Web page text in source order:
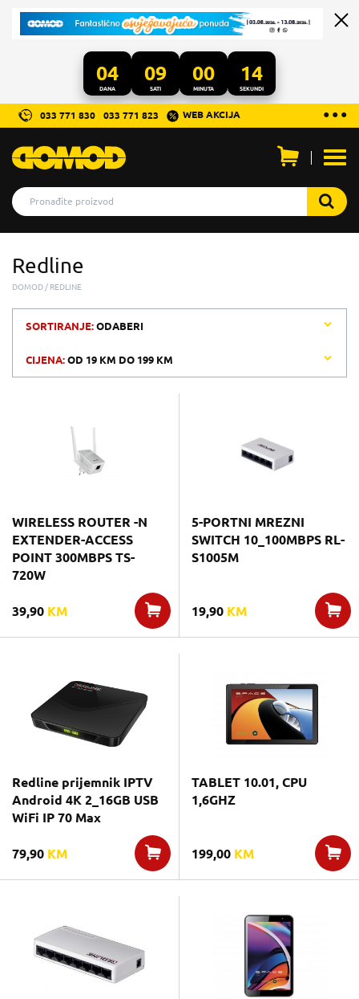
04
DANA
09
SATI
00
MINUTA
14
SEKUNDI
...
● ● ●
033 771 830 033 771 823 WEB AKCIJA
Redline
DOMOD REDLINE
SORTIRANJE:ODABERI
CIJENA:OD 19 KM DO 199 KM
WIRELESS ROUTER -N
EXTENDER-ACCESS
POINT 300MBPS TS-
720W
39,90 KM
5-PORTNI MREZNI
SWITCH 10_100MBPS RL-
S1005M
19,90 KM
Redline prijemnik IPTV
Android 4K 2_16GB USB
WiFi IP 70 Max
79,90 KM
TABLET 10.01, CPU
1,6GHZ
199,00 KM